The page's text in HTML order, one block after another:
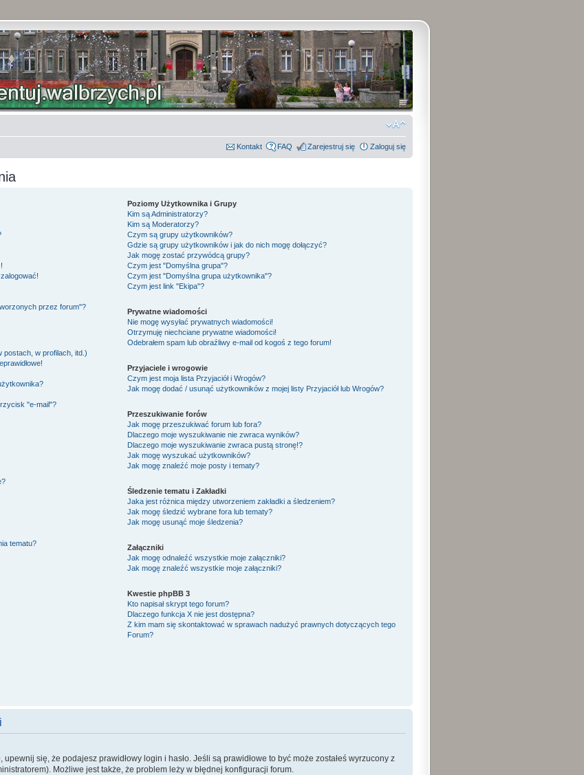
Kontakt FAQ Zarejestruj się Zaloguj się
przez forum"?
postach, w profilach, itd.)
"e-mail"?
tematu?
Poziomy Użytkownika i Grupy
Kim są Administratorzy?
Kim są Moderatorzy?
Czym są grupy użytkowników?
Gdzie są grupy użytkowników i jak do nich mogę dołączyć?
Jak mogę zostać przywódcą grupy?
Czym jest "Domyślna grupa"?
Czym jest "Domyślna grupa użytkownika"?
Czym jest link "Ekipa"?
Prywatne wiadomości
Nie mogę wysyłać prywatnych wiadomości!
Otrzymuję niechciane prywatne wiadomości!
Odebrałem spam lub obraźliwy e-mail od kogoś z tego forum!
Przyjaciele i wrogowie
Czym jest moja lista Przyjaciół i Wrogów?
Jak mogę dodać / usunąć użytkowników z mojej listy Przyjaciół lub Wrogów?
Przeszukiwanie forów
Jak mogę przeszukiwać forum lub fora?
Dlaczego moje wyszukiwanie nie zwraca wyników?
Dlaczego moje wyszukiwanie zwraca pustą stronę!?
Jak mogę wyszukać użytkowników?
Jak mogę znaleźć moje posty i tematy?
Śledzenie tematu i Zakładki
Jaka jest różnica między utworzeniem zakładki a śledzeniem?
Jak mogę śledzić wybrane fora lub tematy?
Jak mogę usunąć moje śledzenia?
Załączniki
Jak mogę odnaleźć wszystkie moje załączniki?
Jak mogę znaleźć wszystkie moje załączniki?
Kwestie phpBB 3
Kto napisał skrypt tego forum?
Dlaczego funkcja X nie jest dostępna?
Z kim mam się skontaktować w sprawach nadużyć prawnych dotyczących tego
Forum?
się, że podajesz prawidłowy login i hasło. Jeśli są prawidłowe to być może zostałeś wyrzucony z
Możliwe jest także, że problem leży w błędnej konfiguracji forum.